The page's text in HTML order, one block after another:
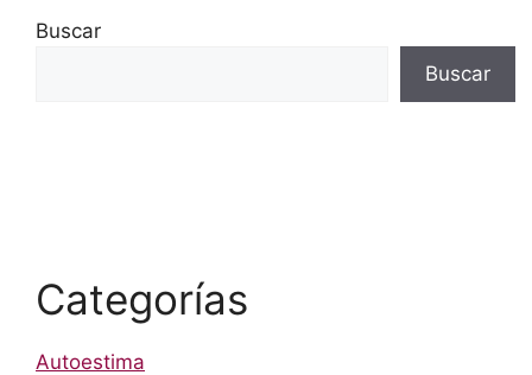
Buscar
Buscar
Categorías
Autoestima